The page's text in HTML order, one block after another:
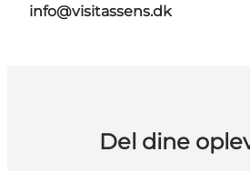
info@visitassens.dk
Del dine